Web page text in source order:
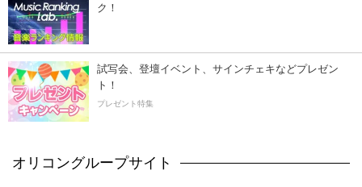
ク！
試写会、登壇イベント、サインチェキなどプレゼン
ト！
プレゼント特集
オリコングループサイト